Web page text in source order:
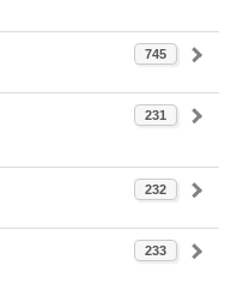
745
231
232
233